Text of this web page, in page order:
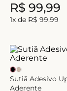
R$ 99,99
1x de R$ 99,99
Sutiã Adesivo
Aderente